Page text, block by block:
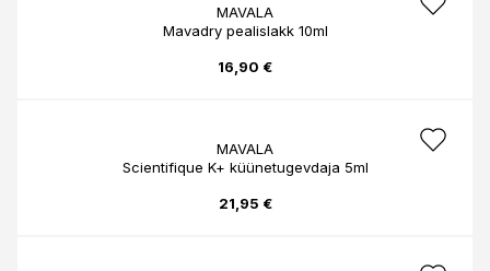
MAVALA
Mavadry pealislakk 10ml
16,90 €
MAVALA
Scientifique K+ küünetugevdaja 5ml
21,95 €